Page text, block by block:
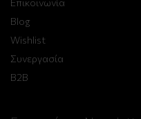
Επικοινωνία
Blog
Wishlist
Συνεργασία
B2B